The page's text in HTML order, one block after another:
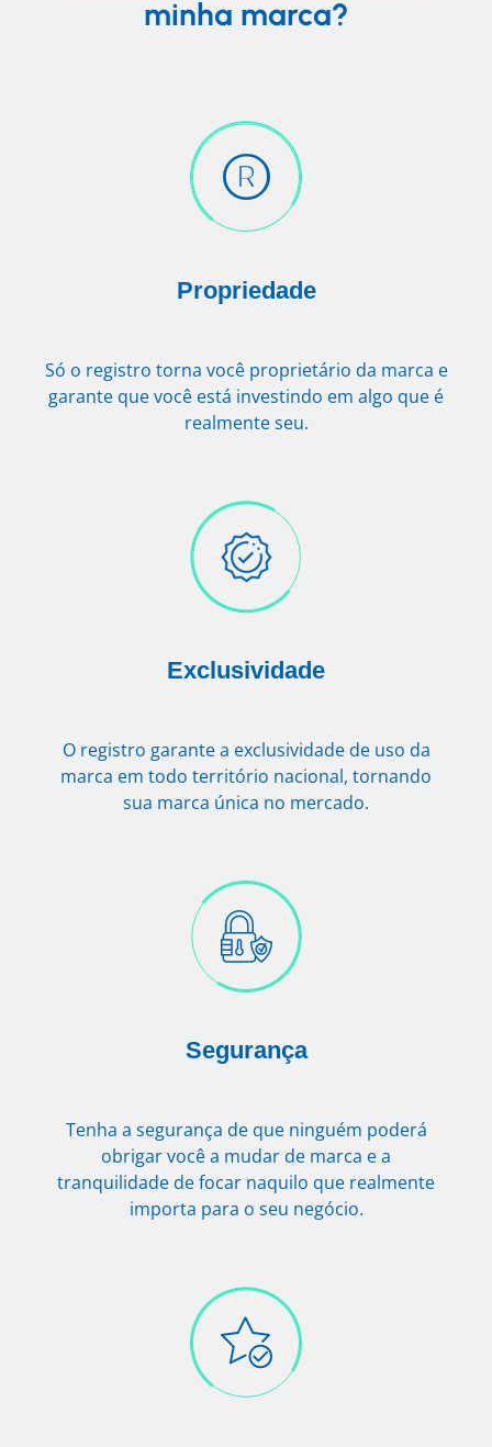
minha marca?
Propriedade
Só o registro torna você proprietário da marca e
garante que você está investindo em algo que é
realmente seu.
Exclusividade
O registro garante a exclusividade de uso da
marca em todo território nacional, tornando
sua marca única no mercado.
Segurança
Tenha a segurança de que ninguém poderá
obrigar você a mudar de marca e a
tranquilidade de focar naquilo que realmente
importa para o seu negócio.